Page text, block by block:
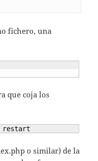
fichero, una
que coja los
restart
o similar) de la